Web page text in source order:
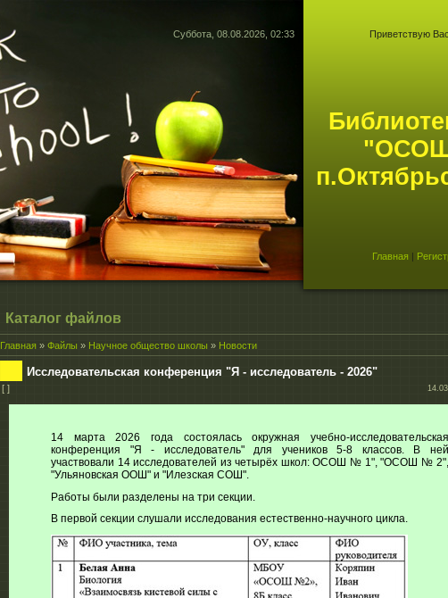
Суббота, 08.08.2026, 02:33 Приветствую
Главная |
Каталог файлов
Главная » Файлы » Научное общество школы » Новости
Исследовательская конференция "Я - исследователь - 2026"
[ ]
14 марта 2026 года состоялась окружная учебно-исследовательская
конференция "Я - исследователь" для учеников 5-8 классов. В ней
участвовали 14 исследователей из четырёх школ: ОСОШ № 1", "ОСОШ № 2",
"Ульяновская ООШ" и "Илезская СОШ".
Работы были разделены на три секции.
В первой секции слушали исследования естественно-научного цикла.